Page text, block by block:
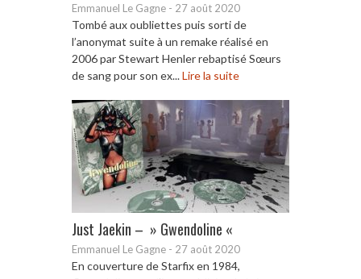
Emmanuel Le Gagne - 27 août 2020
Tombé aux oubliettes puis sorti de
l’anonymat suite à un remake réalisé en
2006 par Stewart Henler rebaptisé Sœurs
de sang pour son ex...Lire la suite
Just Jaekin – » Gwendoline «
Emmanuel Le Gagne - 27 août 2020
En couverture de Starfix en 1984,